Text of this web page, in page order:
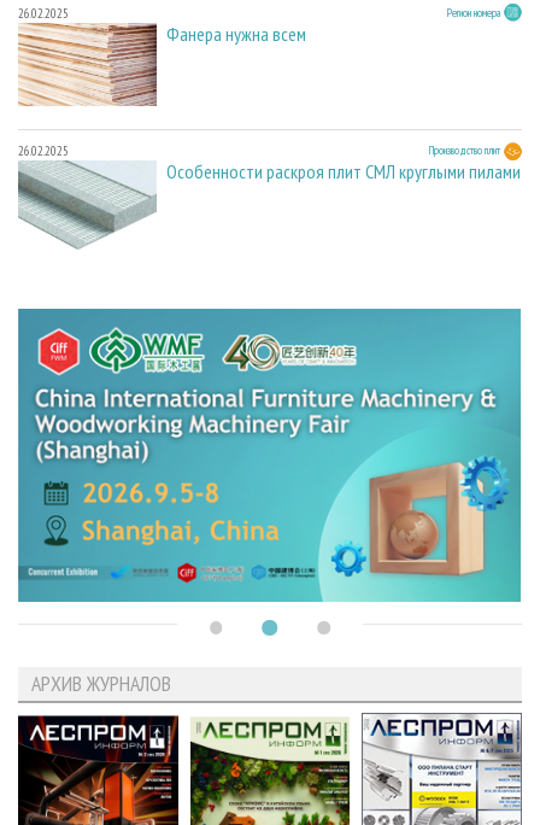
26.02.2025 Регион номера
Фанера нужна всем
26.02.2025 Производство плит
Особенности раскроя плит СМЛ круглыми пилами
АРХИВ ЖУРНАЛОВ